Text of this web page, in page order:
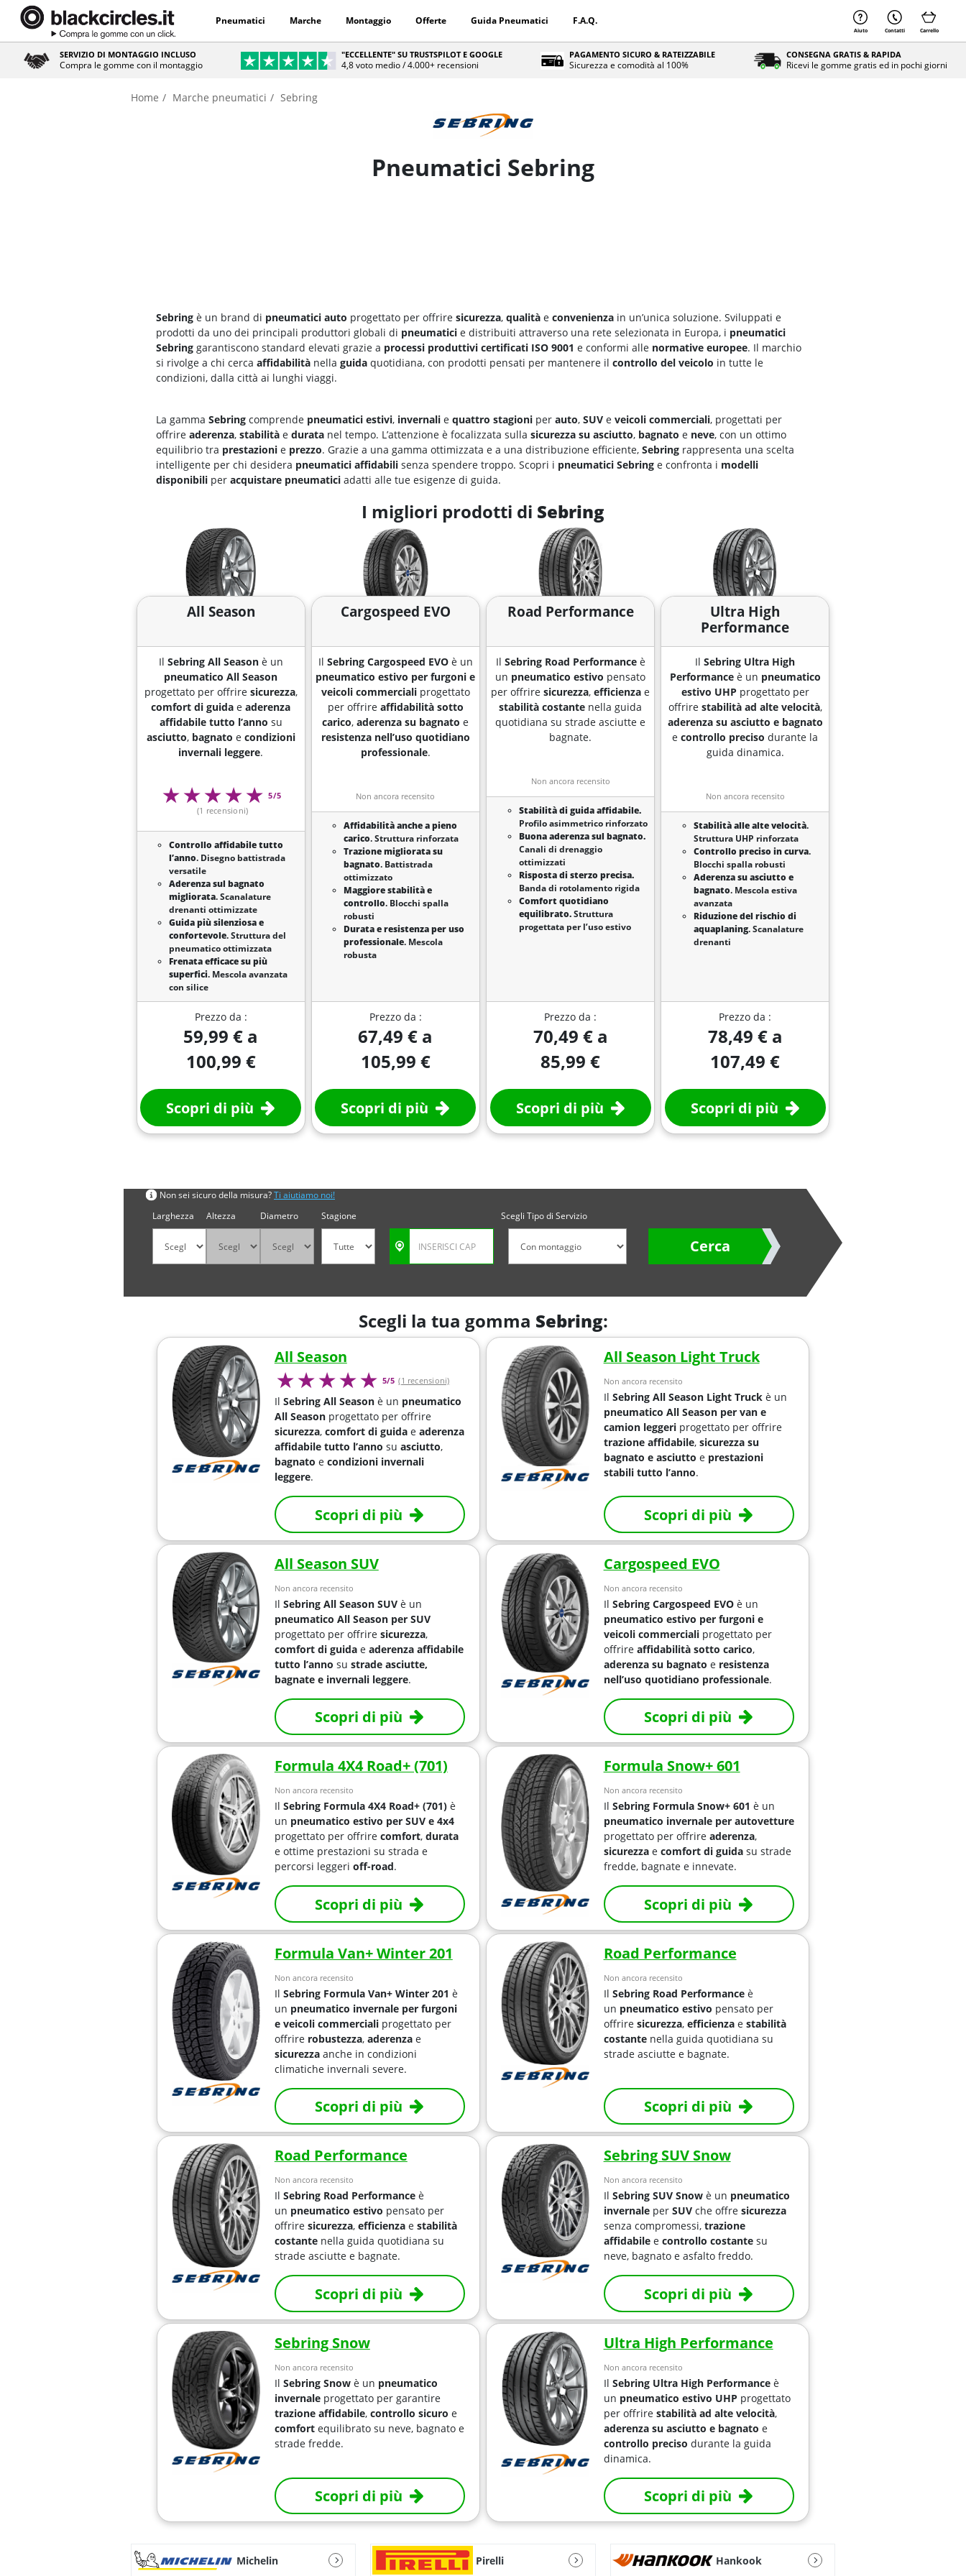
Pneumatici Marche Montaggio Offerte Guida Pneumatici F.A.Q.
Aiuto Contatti Carrello
SERVIZIO DI MONTAGGIO INCLUSO
Compra le gomme con il montaggio
"ECCELLENTE" SU TRUSTSPILOT E GOOGLE
4,8 voto medio / 4.000+ recensioni
PAGAMENTO SICURO & RATEIZZABILE
Sicurezza e comodità al 100%
CONSEGNA GRATIS & RAPIDA
Ricevi le gomme gratis ed in pochi giorni
Home Marche pneumatici Sebring
Pneumatici Sebring
Sebring è un brand di pneumatici auto progettato per offrire sicurezza, qualità e convenienza in un’unica soluzione. Sviluppati e
prodotti da uno dei principali produttori globali di pneumatici e distribuiti attraverso una rete selezionata in Europa, i pneumatici
Sebring garantiscono standard elevati grazie a processi produttivi certificati ISO 9001 e conformi alle normative europee. Il marchio
si rivolge a chi cerca affidabilità nella guida quotidiana, con prodotti pensati per mantenere il controllo del veicolo in tutte le
condizioni, dalla città ai lunghi viaggi.
La gamma Sebring comprende pneumatici estivi, invernali e quattro stagioni per auto, SUV e veicoli commerciali, progettati per
offrire aderenza, stabilità e durata nel tempo. L’attenzione è focalizzata sulla sicurezza su asciutto, bagnato e neve, con un ottimo
equilibrio tra prestazioni e prezzo. Grazie a una gamma ottimizzata e a una distribuzione efficiente, Sebring rappresenta una scelta
intelligente per chi desidera pneumatici affidabili senza spendere troppo. Scopri i pneumatici Sebring e confronta i modelli
disponibili per acquistare pneumatici adatti alle tue esigenze di guida.
I migliori prodotti di Sebring
All Season
Il Sebring All Seasonè un
pneumatico All Season
progettato per offrire sicurezza,
comfort di guida eaderenza
affidabiletutto l’anno su
asciutto, bagnato e condizioni
invernali leggere.
5/5
(1 recensioni)
Controllo affidabile tutto
l’anno. Disegno battistrada
versatile
Aderenza sul bagnato
migliorata. Scanalature
drenanti ottimizzate
Guida più silenziosa e
confortevole. Struttura del
pneumatico ottimizzata
Frenata efficace su più
superfici. Mescola avanzata
con silice
Prezzo da :
59,99 € a
100,99 €
Scopri di più
Cargospeed EVO
Il Sebring Cargospeed EVOè un
pneumatico estivo per furgoni e
veicoli commercialiprogettato
per offrire affidabilità sotto
carico,aderenza su bagnato e
resistenza nell’uso quotidiano
professionale.
Non ancora recensito
Affidabilità anche a pieno
carico. Struttura rinforzata
Trazione migliorata su
bagnato. Battistrada
ottimizzato
Maggiore stabilità e
controllo. Blocchi spalla
robusti
Durata e resistenza per uso
professionale. Mescola
robusta
Prezzo da :
67,49 € a
105,99 €
Scopri di più
Road Performance
Il Sebring Road Performanceè
un pneumatico estivo pensato
per offriresicurezza,efficienzae
stabilità costante nella guida
quotidiana su strade asciutte e
bagnate.
Non ancora recensito
Stabilità di guida affidabile.
Profilo asimmetrico rinforzato
Buona aderenza sul bagnato.
Canali di drenaggio
ottimizzati
Risposta di sterzo precisa.
Banda di rotolamento rigida
Comfort quotidiano
equilibrato.Struttura
progettata per l’uso estivo
Prezzo da :
70,49 € a
85,99 €
Scopri di più
Ultra High
Performance
IlSebring Ultra High
Performanceè un pneumatico
estivo UHP progettato per
offrire stabilità ad alte velocità,
aderenza su asciutto e bagnato
econtrollo preciso durante la
guida dinamica.
Non ancora recensito
Stabilità alle alte velocità.
Struttura UHP rinforzata
Controllo preciso in curva.
Blocchi spalla robusti
Aderenza su asciutto e
bagnato. Mescola estiva
avanzata
Riduzione del rischio di
aquaplaning. Scanalature
drenanti
Prezzo da :
78,49 € a
107,49 €
Scopri di più
Non sei sicuro della misura?Ti aiutiamo noi!
Larghezza
Altezza Diametro Stagione Scegli Tipo di Servizio
Cerca
Scegli la tua gomma Sebring:
All Season
5/5 (1 recensioni)
Il Sebring All Seasonè un pneumatico
All Seasonprogettato per offrire
sicurezza, comfort di guidae aderenza
affidabiletutto l’anno su asciutto,
bagnato e condizioni invernali
leggere.
Scopri di più
All Season Light Truck
Non ancora recensito
Il Sebring All Season Light Truckè un
pneumatico All Season per van e
camion leggeriprogettato per offrire
trazione affidabile, sicurezza su
bagnato e asciutto e prestazioni
stabili tutto l’anno.
Scopri di più
All Season SUV
Non ancora recensito
Il Sebring All Season SUVè un
pneumatico All Season per SUV
progettato per offrire sicurezza,
comfort di guidae aderenza affidabile
tutto l’anno su strade asciutte,
bagnate e invernali leggere.
Scopri di più
Cargospeed EVO
Non ancora recensito
Il Sebring Cargospeed EVOè un
pneumatico estivo per furgoni e
veicoli commercialiprogettato per
offrire affidabilità sotto carico,
aderenza su bagnato e resistenza
nell’uso quotidiano professionale.
Scopri di più
Formula 4X4 Road+ (701)
Non ancora recensito
Il Sebring Formula 4X4 Road+ (701)è
un pneumatico estivo per SUV e 4x4
progettato per offrire comfort, durata
e ottime prestazioni su strada e
percorsi leggeri off-road.
Scopri di più
Formula Snow+ 601
Non ancora recensito
Il Sebring Formula Snow+ 601 è un
pneumatico invernale per autovetture
progettato per offrire aderenza,
sicurezzae comfort di guidasu strade
fredde, bagnate e innevate.
Scopri di più
Formula Van+ Winter 201
Non ancora recensito
Il Sebring Formula Van+ Winter 201 è
un pneumatico invernale per furgoni
e veicoli commercialiprogettato per
offrire robustezza, aderenzae
sicurezzaanche in condizioni
climatiche invernali severe.
Scopri di più
Road Performance
Non ancora recensito
Il Sebring Road Performanceè
un pneumatico estivo pensato per
offrire sicurezza, efficienza e stabilità
costantenella guida quotidiana su
strade asciutte e bagnate.
Scopri di più
Road Performance
Non ancora recensito
Il Sebring Road Performanceè
un pneumatico estivo pensato per
offrire sicurezza, efficienza e stabilità
costantenella guida quotidiana su
strade asciutte e bagnate.
Scopri di più
Sebring SUV Snow
Non ancora recensito
Il Sebring SUV Snowè un pneumatico
invernaleper SUV che offre sicurezza
senza compromessi, trazione
affidabilee controllo costantesu
neve, bagnato e asfalto freddo.
Scopri di più
Sebring Snow
Non ancora recensito
Il Sebring Snowè un pneumatico
invernaleprogettato per garantire
trazione affidabile, controllo sicuro e
comfort equilibrato su neve, bagnato e
strade fredde.
Scopri di più
Ultra High Performance
Non ancora recensito
Il Sebring Ultra High Performanceè
un pneumatico estivo UHP progettato
per offrire stabilità ad alte velocità,
aderenza su asciutto e bagnato e
controllo preciso durante la guida
dinamica.
Scopri di più
Michelin Pirelli Hankook